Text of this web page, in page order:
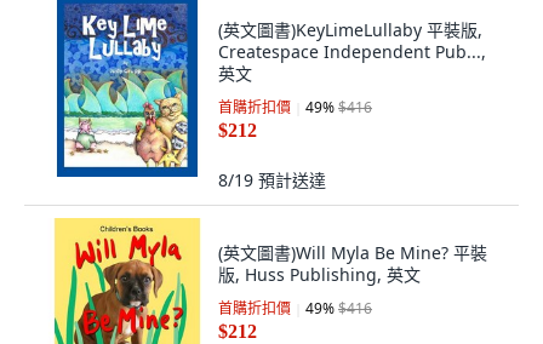
(英文圖書)KeyLimeLullaby 平裝版,
Createspace Independent Pub...,
英文
首購折扣價 49%$416
$212
8/19 預計送達
(英文圖書)Will Myla Be Mine? 平裝
版, Huss Publishing, 英文
首購折扣價 49%$416
$212